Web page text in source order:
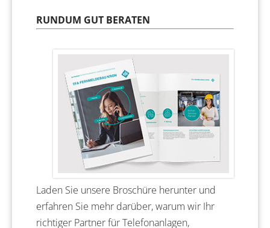
RUNDUM GUT BERATEN
Laden Sie unsere Broschüre herunter und
erfahren Sie mehr darüber, warum wir Ihr
richtiger Partner für Telefonanlagen,